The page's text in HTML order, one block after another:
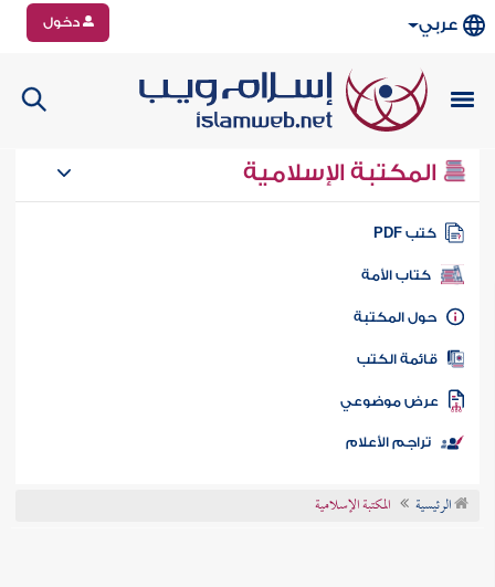
عربي دخول
المكتبة الإسلامية
كتب PDF
كتاب الأمة
المكتبة
الكتب
موضوعي
تراجم الأعلام
الرئيسية المكتبة الإسلامية